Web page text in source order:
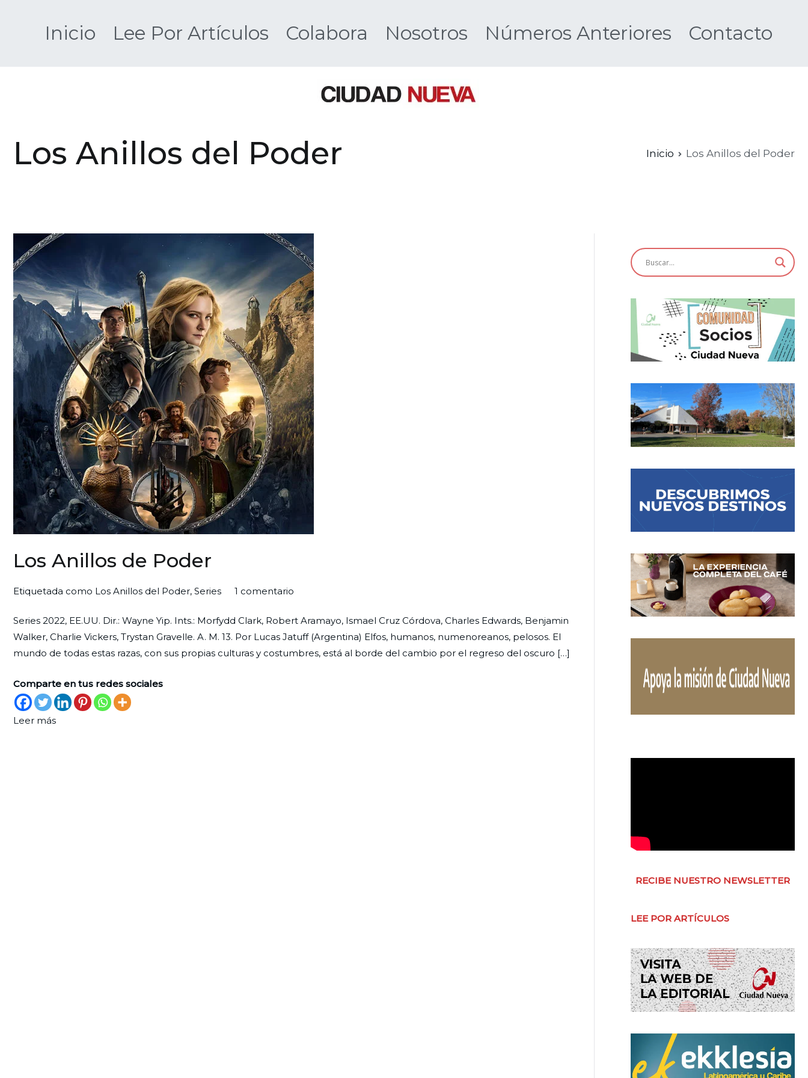
Inicio Lee Por Artículos Colabora Nosotros Números Anteriores Contacto
Los Anillos del Poder Inicio Los Anillos del Poder
Los Anillos de Poder
Por
Ciudad
Nueva
Publicada
24
de
octubre
2022
Publicada
Arte
y
Espectáculo
Etiquetada como Los Anillos del Poder, Series 1 comentarioen
Anillos
de
Poder
Series 2022, EE.UU. Dir.: Wayne Yip. Ints.: Morfydd Clark, Robert Aramayo, Ismael Cruz Córdova, Charles Edwards, Benjamin
Walker, Charlie Vickers, Trystan Gravelle. A. M. 13. Por Lucas Jatuff (Argentina) Elfos, humanos, numenoreanos, pelosos. El
mundo de todas estas razas, con sus propias culturas y costumbres, está al borde del cambio por el regreso del oscuro […]
Comparte en tus redes sociales
Leer más
RECIBE NUESTRO NEWSLETTER
LEE POR ARTÍCULOS